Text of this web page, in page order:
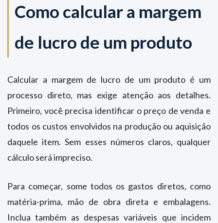
Como calcular a margem
de lucro de um produto
Calcular a margem de lucro de um produto é um
processo direto, mas exige atenção aos detalhes.
Primeiro, você precisa identificar o preço de venda e
todos os custos envolvidos na produção ou aquisição
daquele item. Sem esses números claros, qualquer
cálculo será impreciso.
Para começar, some todos os gastos diretos, como
matéria-prima, mão de obra direta e embalagens.
Inclua também as despesas variáveis que incidem